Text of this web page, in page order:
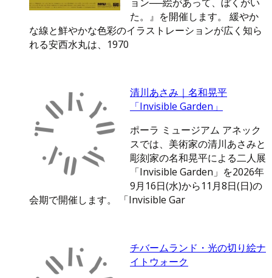
ョン──絵があって、ぼくがい
た。』を開催します。 緩やか
な線と鮮やかな色彩のイラストレーションが広く知ら
れる安西水丸は、1970
清川あさみ｜名和晃平
「Invisible Garden」
ポーラ ミュージアム アネック
スでは、美術家の清川あさみと
彫刻家の名和晃平による二人展
「Invisible Garden」を2026年
9月16日(水)から11月8日(日)の
会期で開催します。 「Invisible Gar
チバームランド・光の切り絵ナ
イトウォーク